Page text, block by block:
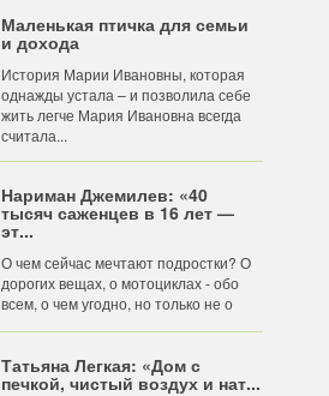
Маленькая птичка для семьи
и дохода
История Марии Ивановны, которая
однажды устала – и позволила себе
жить легче Мария Ивановна всегда
считала...
Нариман Джемилев: «40
тысяч саженцев в 16 лет —
эт...
О чем сейчас мечтают подростки? О
дорогих вещах, о мотоциклах - обо
всем, о чем угодно, но только не о
Татьяна Легкая: «Дом с
печкой, чистый воздух и нат...